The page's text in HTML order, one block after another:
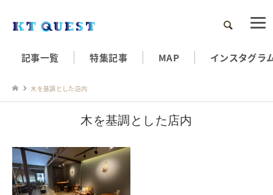
検索
記事一覧 特集記事 MAP インスタグラ
木を基調とした店内
木を基調とした店内